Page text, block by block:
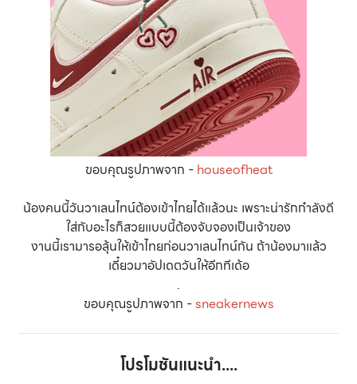
ขอบคุณรูปภาพจาก - houseofheat
น้องคนนี้วันวาเลนไทน์ต้องเข้าไทยได้แล้วนะ เพราะน่ารักกำลังดี
ใส่กับอะไรก็สวยแบบนี้ต้องจับจองเป็นเจ้าของ
งานนี้เรามารอลุ้นให้เข้าไทยก่อนวาเลนไทน์กัน ถ้าน้องมาแล้ว
เดี๋ยวมาอัปเดตวันให้อีกทีเด้อ
.
ขอบคุณรูปภาพจาก -sneakernews
โปรโมชันแนะนำ....